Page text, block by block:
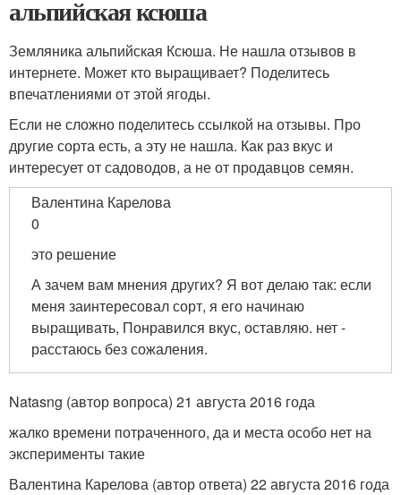
альпийская ксюша
Земляника альпийская Ксюша. Не нашла отзывов в
интернете. Может кто выращивает? Поделитесь
впечатлениями от этой ягоды.
Если не сложно поделитесь ссылкой на отзывы. Про
другие сорта есть, а эту не нашла. Как раз вкус и
интересует от садоводов, а не от продавцов семян.
Валентина Карелова
0
это решение
А зачем вам мнения других? Я вот делаю так: если
меня заинтересовал сорт, я его начинаю
выращивать, Понравился вкус, оставляю. нет -
расстаюсь без сожаления.
Natasng (автор вопроса) 21 августа 2016 года
жалко времени потраченного, да и места особо нет на
эксперименты такие
Валентина Карелова (автор ответа) 22 августа 2016 года